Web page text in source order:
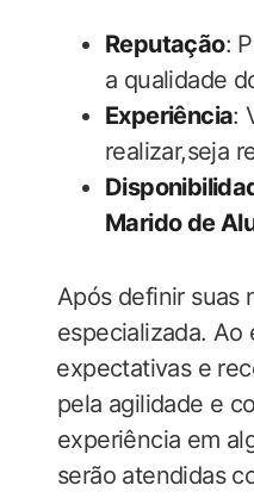
Reputação:
a​ qualidade
Experiência:
realizar,seja
Marido de
Após definir suas
especializada.‌ Ao
⁤expectativas e
pela agilidade e
experiência em
serão​ atendidas